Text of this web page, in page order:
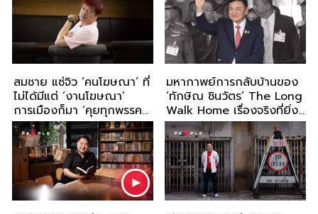
สมชาย แซ่จิว ‘คนโฆษณา’ ที่
ไม่ได้มีแต่ ‘งานโฆษณา’
การเมืองก็มา ‘คุยทุกพรรค
รักทุกคน’
มหากาพย์การกลับบ้านของ
‘ทักษิณ ชินวัตร’ The Long
Walk Home เรื่องจริงที่ยิ่ง
กว่าหนังชีวิต